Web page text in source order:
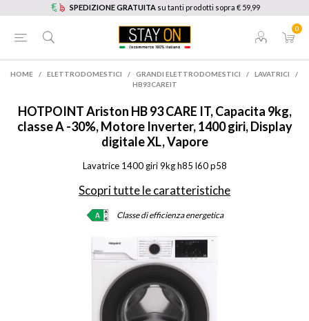
SPEDIZIONE GRATUITA su tanti prodotti sopra € 59,99
0
HOME / ELETTRODOMESTICI / GRANDI ELETTRODOMESTICI / LAVATRICI
/
HB93CAREIT
HOTPOINTAriston HB 93 CARE IT, Capacita 9kg,
classe A -30%, Motore Inverter, 1400 giri, Display
digitale XL, Vapore
Lavatrice 1400 giri 9kg h85 l60 p58
Scopri tutte le caratteristiche
Classe di efficienza energetica